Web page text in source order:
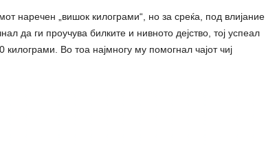
наречен „вишoк килогpaми“, но за среќа, под влијание
да ги проучува билките и нивното дејство, тој успеал
Во тоа најмногу му помогнал чајот чиј